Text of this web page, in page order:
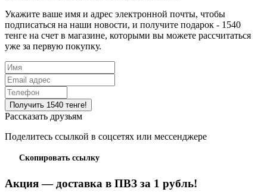
Укажите ваше имя и адрес электронной почты, чтобы
подписаться на наши новости, и получите подарок - 1540
тенге на счет в магазине, которыми вы можете рассчитаться
уже за первую покупку.
Рассказать друзьям
Поделитесь ссылкой в соцсетях или мессенджере
Скопировать ссылку
Акция — доставка в ПВЗ за 1 рубль!